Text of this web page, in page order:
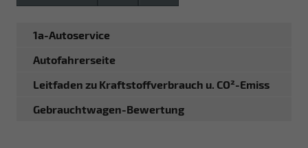
1a-Autoservice
Autofahrerseite
Leitfaden zu Kraftstoffverbrauch u. CO²-Emiss
Gebrauchtwagen-Bewertung